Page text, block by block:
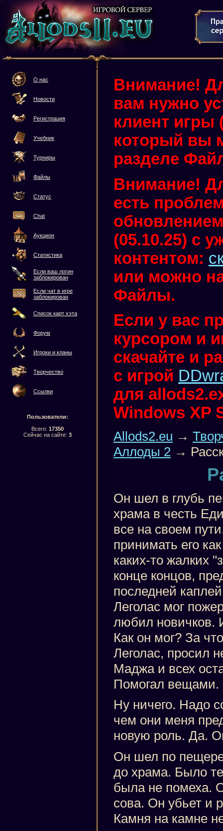
О нас
Новости
Регистрация
Учебник
Турниры
Файлы
Статус
Chat
Аукцион
Статистика
Если ваш логин
заблокирован
Если чат в игре
заблокирован
Список карт хэта
Форум
Игроки и кланы
Творчество
Ссылки
Пользователи:
Всего: 17350
Сейчас на сайте: 3
Внимание!
вам нужно
клиент игры
который вы
разделе
Внимание!
есть
(05.10.25) с
контентом:
или можно
Файлы.
Если у вас
курсором и
скачайте и
с игрой
для
Windows XP
Allods2.eu →
Аллоды 2 →
Он шел в глубь
храма в честь
все на своем
принимать его
каких-то жалких
конце концов,
последней
Леголас мог
любил новичков.
Как он мог? За
Леголас, просил
Маджа и всех
Помогал вещами.
Ну ничего. Надо
чем они меня
новую роль. Да.
Он шел по
до храма. Было
была не помеха.
сова. Он убьет и
Камня на камне